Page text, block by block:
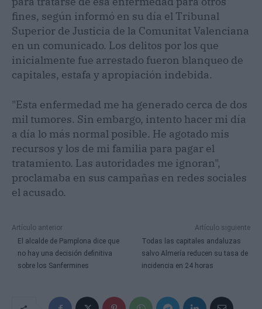
fines, según informó en su día el Tribunal
Superior de Justicia de la Comunitat Valenciana
en un comunicado. Los delitos por los que
inicialmente fue arrestado fueron blanqueo de
capitales, estafa y apropiación indebida.
"Esta enfermedad me ha generado cerca de dos
mil tumores. Sin embargo, intento hacer mi día
a día lo más normal posible. He agotado mis
recursos y los de mi familia para pagar el
tratamiento. Las autoridades me ignoran",
proclamaba en sus campañas en redes sociales
el acusado.
Artículo anterior
El alcalde de Pamplona dice que
no hay una decisión definitiva
sobre los Sanfermines
Artículo siguiente
Todas las capitales andaluzas
salvo Almería reducen su tasa de
incidencia en 24 horas